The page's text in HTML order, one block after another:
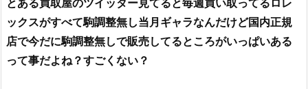
ックスがすべて駒調整無し当月ギャラなんだけど国内正規
店で今だに駒調整無しで販売してるところがいっぱいある
って事だよね？すごくない？